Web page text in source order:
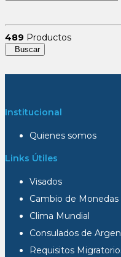
489 Productos
Buscar
Institucional
Quienes somos
Links Útiles
Visados
Cambio de Monedas
Clima Mundial
Consulados de
Requisitos